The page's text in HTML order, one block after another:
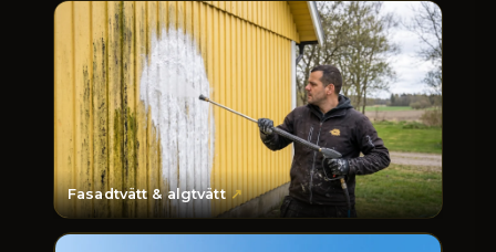
Fasadtvätt & algtvätt